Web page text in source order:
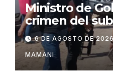
Ministro de
crimen del
Salazar con la
Sebastián
6 DE AGOSTO DE
MAMANI